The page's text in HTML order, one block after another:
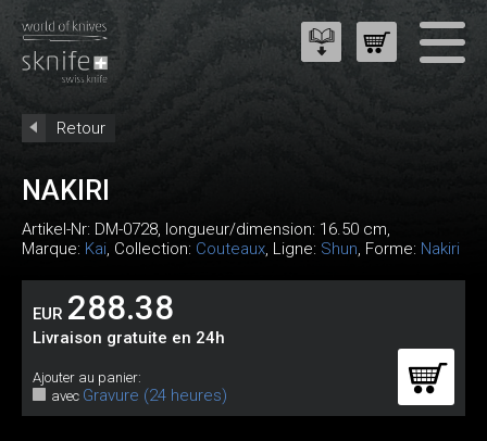
Retour
NAKIRI
Artikel-Nr: DM-0728, longueur/dimension: 16.50 cm,
Marque: Kai, Collection: Couteaux, Ligne: Shun, Forme: Nakiri
EUR 288.38
Livraison gratuite en 24h
Ajouter au panier:
avec Gravure (24 heures)